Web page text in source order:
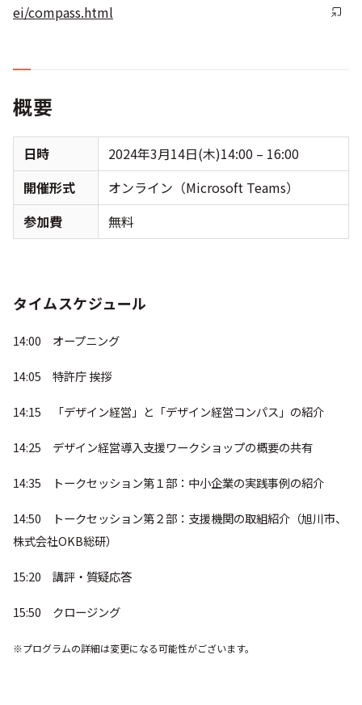
ei/compass.html
概要
日時
2024年3月14日(木)14:00 – 16:00
開催形式
オンライン（Microsoft Teams）
参加費
無料
タイムスケジュール
14:00 オープニング
14:05 特許庁 挨拶
14:15 「デザイン経営」と「デザイン経営コンパス」の紹介
14:25 デザイン経営導入支援ワークショップの概要の共有
14:35 トークセッション第１部：中小企業の実践事例の紹介
14:50 トークセッション第２部：支援機関の取組紹介（旭川市、
株式会社OKB総研）
15:20 講評・質疑応答
15:50 クロージング
※プログラムの詳細は変更になる可能性がございます。